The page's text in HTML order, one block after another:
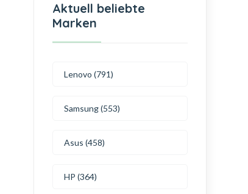
Aktuell beliebte
Marken
Lenovo (791)
Samsung (553)
Asus (458)
HP (364)